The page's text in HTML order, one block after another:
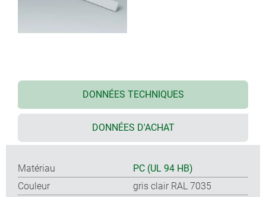
DONNÉES TECHNIQUES
DONNÉES D'ACHAT
Matériau
PC (UL 94 HB)
Couleur
gris clair RAL 7035